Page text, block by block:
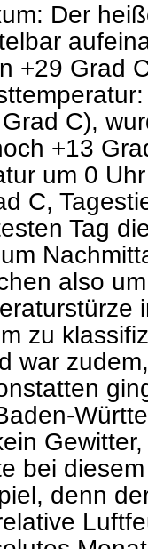
Der
+29 Grad
C),
+13
um 0
C,
Tag
also
zu
war
bei
denn